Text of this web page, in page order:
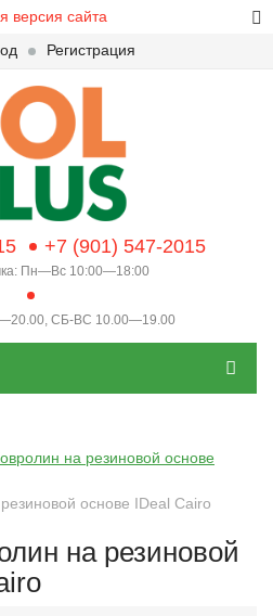
версия сайта
Регистрация
+7 (901) 547-2015
Пн—Вс 10:00—18:00
СБ-ВС 10.00—19.00
на резиновой основе
основе IDeal Cairo
на резиновой